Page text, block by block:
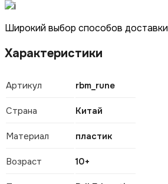
Широкий выбор способов доставки
Характеристики
Артикул rbm_rune
Страна Китай
Материал пластик
Возраст 10+